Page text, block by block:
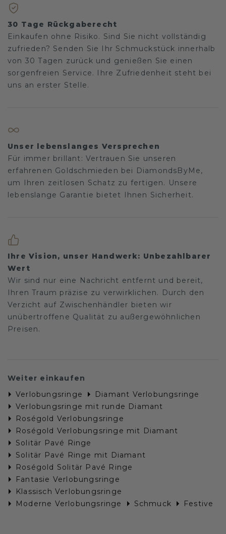
30 Tage Rückgaberecht
Einkaufen ohne Risiko. Sind Sie nicht vollständig
zufrieden? Senden Sie Ihr Schmuckstück innerhalb
von 30 Tagen zurück und genießen Sie einen
sorgenfreien Service. Ihre Zufriedenheit steht bei
uns an erster Stelle.
Unser lebenslanges Versprechen
Für immer brillant: Vertrauen Sie unseren
erfahrenen Goldschmieden bei DiamondsByMe,
um Ihren zeitlosen Schatz zu fertigen. Unsere
lebenslange Garantie bietet Ihnen Sicherheit.
Ihre Vision, unser Handwerk: Unbezahlbarer
Wert
Wir sind nur eine Nachricht entfernt und bereit,
Ihren Traum präzise zu verwirklichen. Durch den
Verzicht auf Zwischenhändler bieten wir
unübertroffene Qualität zu außergewöhnlichen
Preisen.
Weiter einkaufen
Verlobungsringe
Diamant Verlobungsringe
Verlobungsringe mit runde Diamant
Roségold Verlobungsringe
Roségold Verlobungsringe mit Diamant
Solitär Pavé Ringe
Solitär Pavé Ringe mit Diamant
Roségold Solitär Pavé Ringe
Fantasie Verlobungsringe
Klassisch Verlobungsringe
Moderne Verlobungsringe
Schmuck Festive